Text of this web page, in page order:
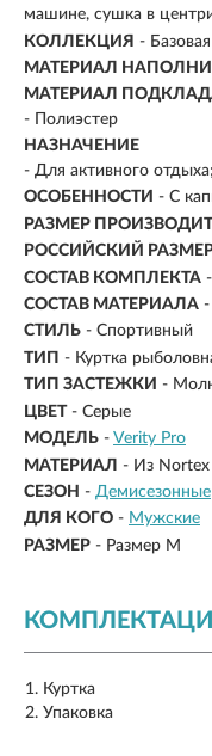
машине, сушка в
КОЛЛЕКЦИЯ -
МАТЕРИАЛ
МАТЕРИАЛ
- Полиэстер
НАЗНАЧЕНИЕ
- Для активного
ОСОБЕННОСТИ - С
РАЗМЕР
РОССИЙСКИЙ
СОСТАВ КОМПЛЕКТА
СОСТАВ МАТЕРИАЛА
СТИЛЬ - Спортивный
ТИП - Куртка
ТИП ЗАСТЕЖКИ -
ЦВЕТ - Серые
МОДЕЛЬ - Verity Pro
МАТЕРИАЛ - Из Nortex
СЕЗОН - Демисезонные
ДЛЯ КОГО - Мужские
РАЗМЕР - Размер M
Куртка
Упаковка